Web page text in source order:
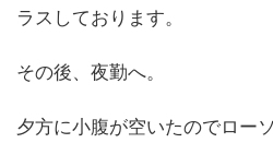
ラスしております。
その後、夜勤へ。
夕方に小腹が空いたのでロー